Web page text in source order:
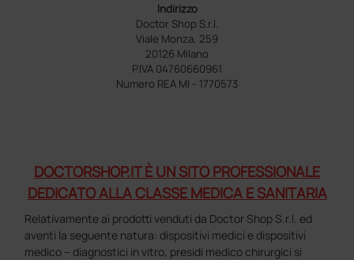
Indirizzo
Doctor Shop S.r.l.
Viale Monza, 259
20126 Milano
P.IVA 04760660961
Numero REA MI - 1770573
DOCTORSHOP.IT È UN SITO PROFESSIONALE
DEDICATO ALLA CLASSE MEDICA E SANITARIA
Relativamente ai prodotti venduti da Doctor Shop S.r.l. ed
aventi la seguente natura: dispositivi medici e dispositivi
medico – diagnostici in vitro, presidi medico chirurgici si